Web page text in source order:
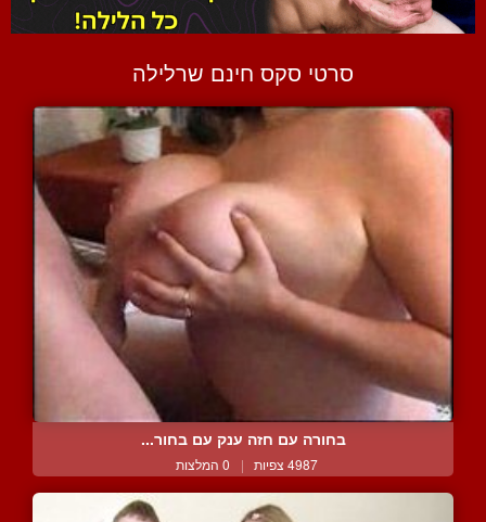
סרטי סקס חינם שרלילה
בחורה עם חזה ענק עם בחור...
4987 צפיות | 0 המלצות